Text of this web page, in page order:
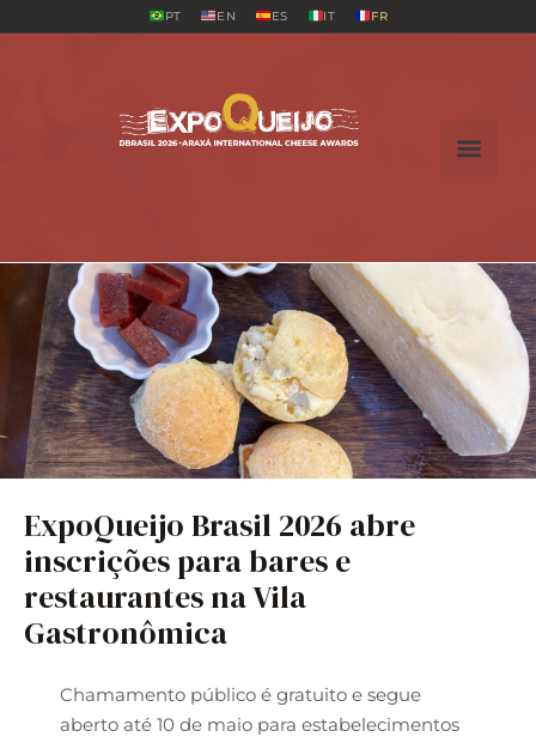
PT EN ES IT FR
ExpoQueijo Brasil 2026 abre
inscrições para bares e
restaurantes na Vila
Gastronômica
Chamamento público é gratuito e segue
aberto até 10 de maio para estabelecimentos